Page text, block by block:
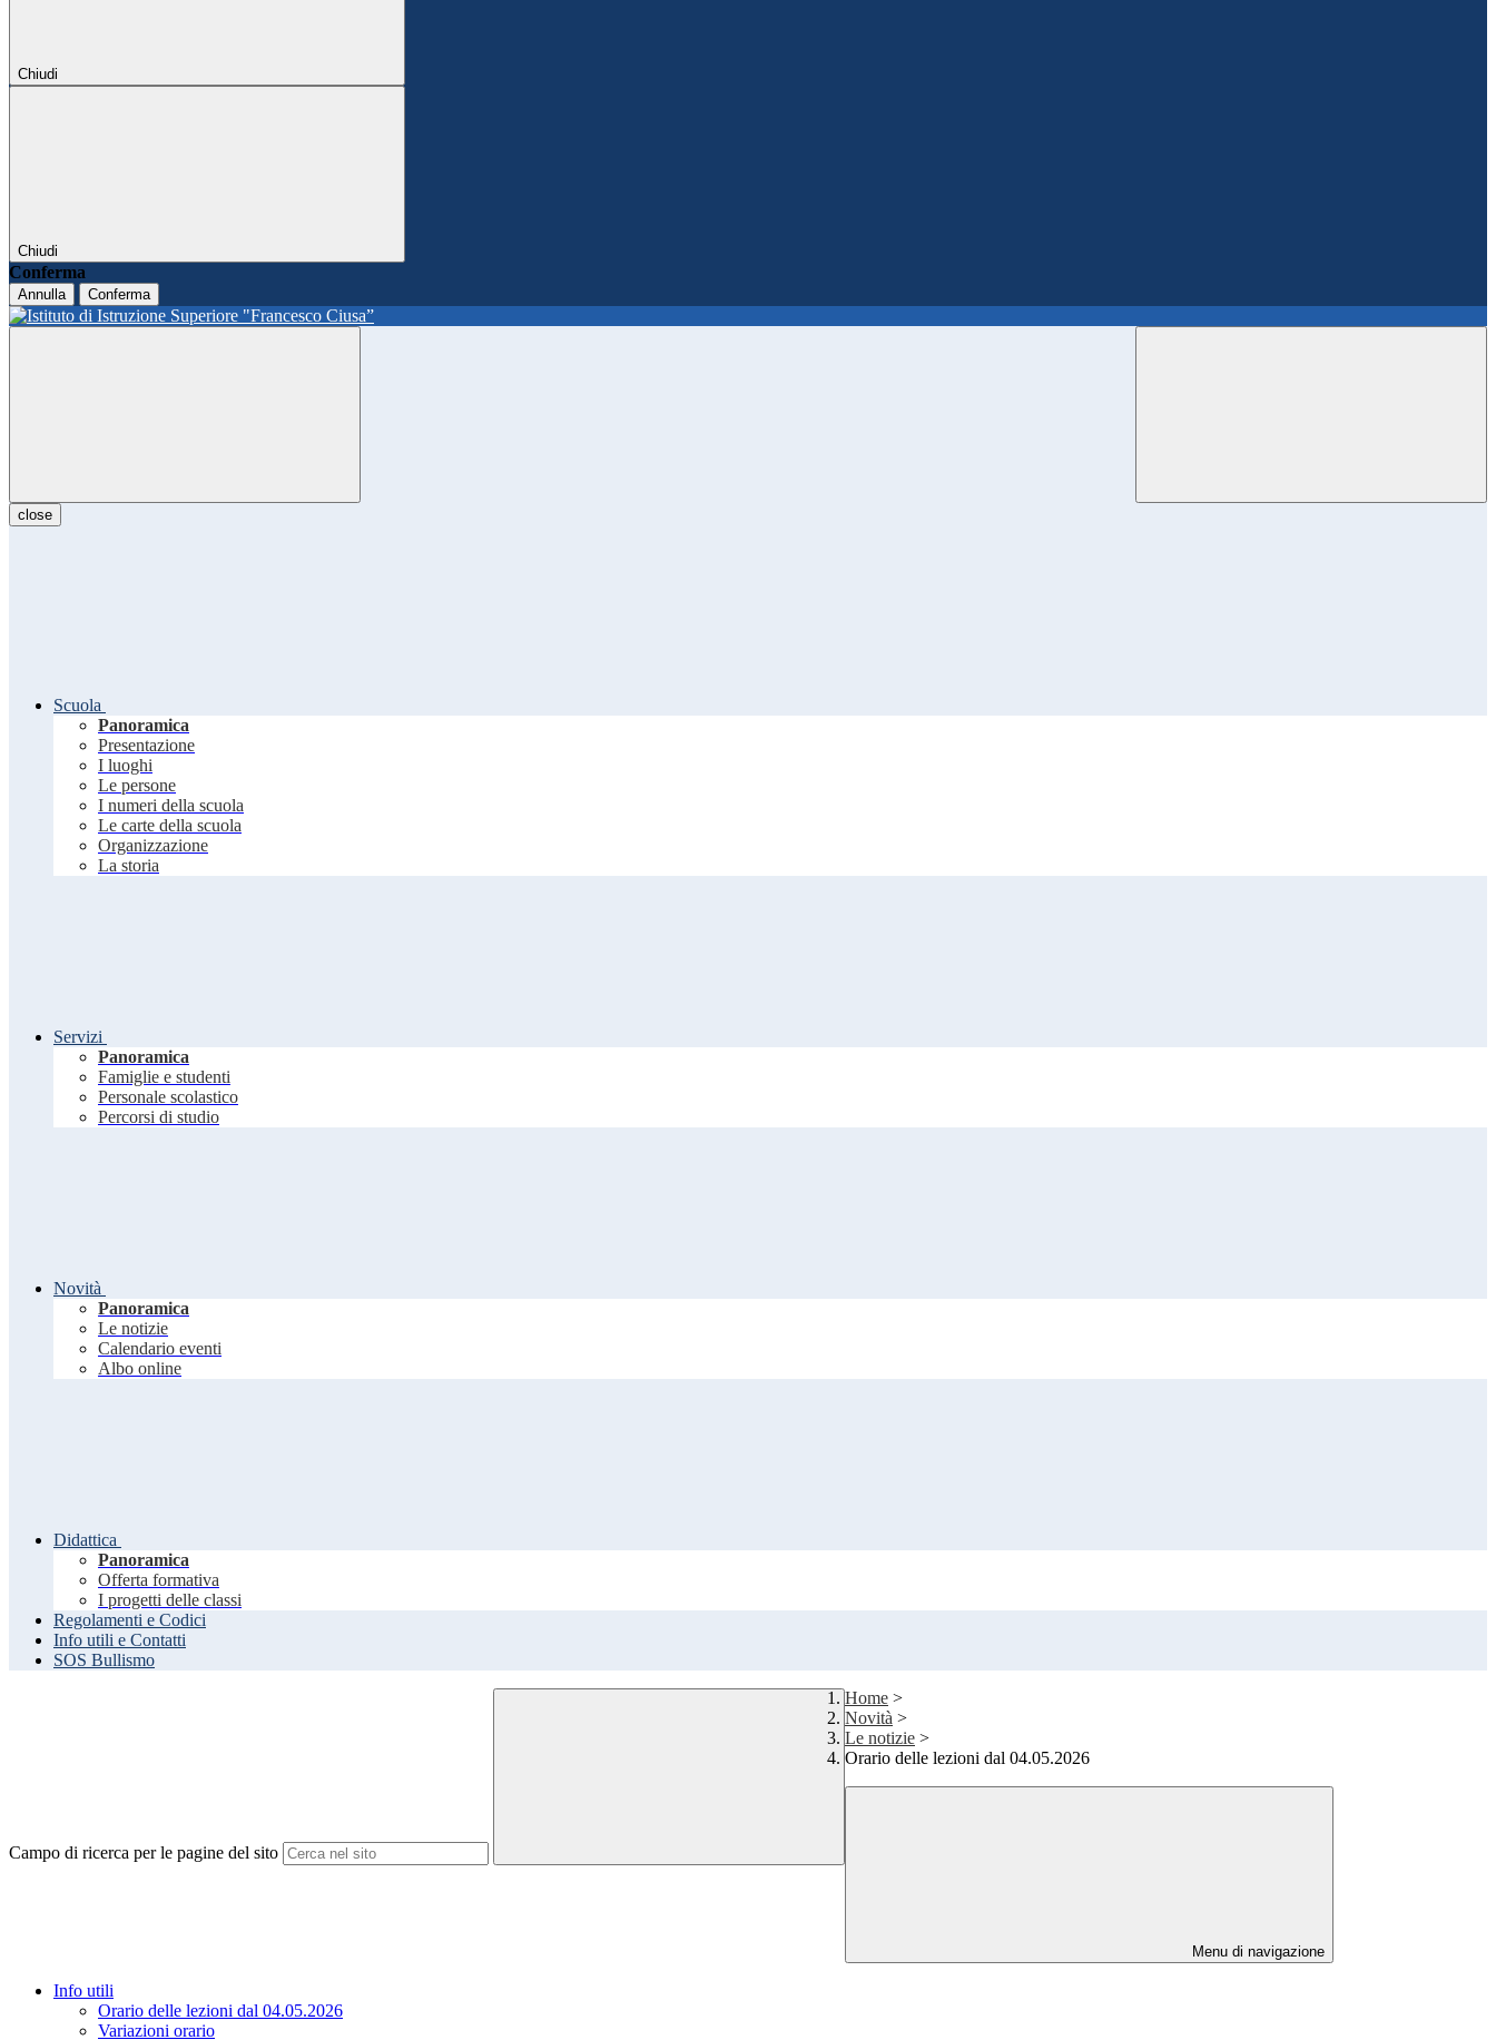
Chiudi
Chiudi
Conferma
Annulla Conferma
close
Scuola
Panoramica
Presentazione
I luoghi
Le persone
I numeri della scuola
Le carte della scuola
Organizzazione
La storia
Servizi
Panoramica
Famiglie e studenti
Personale scolastico
Percorsi di studio
Novità
Panoramica
Le notizie
Calendario eventi
Albo online
Didattica
Panoramica
Offerta formativa
I progetti delle classi
Regolamenti e Codici
Info utili e Contatti
SOS Bullismo
Campo di ricerca per le pagine del sito
Home >
Novità >
Le notizie >
Orario delle lezioni dal 04.05.2026
Menu di navigazione
Info utili
Orario delle lezioni dal 04.05.2026
Variazioni orario